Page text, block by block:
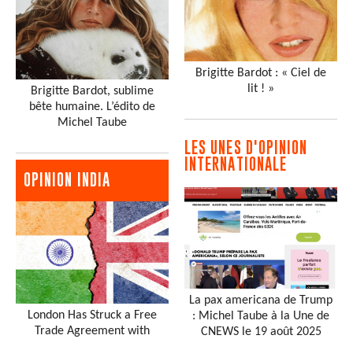
Brigitte Bardot, sublime
bête humaine. L’édito de
Michel Taube
OPINION INDIA
London Has Struck a Free
Trade Agreement with
Brigitte Bardot : « Ciel de
lit ! »
LES UNES D'OPINION
INTERNATIONALE
La pax americana de Trump
: Michel Taube à la Une de
CNEWS le 19 août 2025